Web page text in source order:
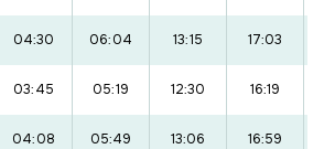
04:30 06:04 13:15 17:03
03:45 05:19 12:30 16:19
04:08 05:49 13:06 16:59